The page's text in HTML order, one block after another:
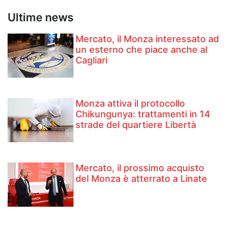
Ultime news
Mercato, il Monza interessato ad
un esterno che piace anche al
Cagliari
Monza attiva il protocollo
Chikungunya: trattamenti in 14
strade del quartiere Libertà
Mercato, il prossimo acquisto
del Monza è atterrato a Linate